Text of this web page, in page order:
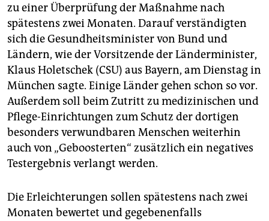
epaper login
zu einer Überprüfung der Maßnahme nach
spätestens zwei Monaten. Darauf verständigten
sich die Gesundheitsminister von Bund und
Ländern, wie der Vorsitzende der Länderminister,
Klaus Holetschek (CSU) aus Bayern, am Dienstag in
München sagte. Einige Länder gehen schon so vor.
Außerdem soll beim Zutritt zu medizinischen und
Pflege-Einrichtungen zum Schutz der dortigen
besonders verwundbaren Menschen weiterhin
auch von „Geboosterten“ zusätzlich ein negatives
Testergebnis verlangt werden.
Die Erleichterungen sollen spätestens nach zwei
Monaten bewertet und gegebenenfalls